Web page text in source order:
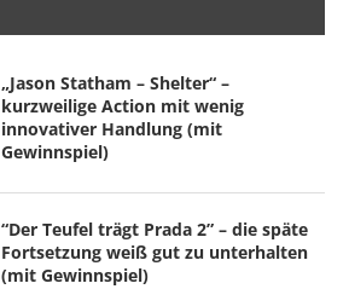
„Jason Statham – Shelter“ –
kurzweilige Action mit wenig
innovativer Handlung (mit
Gewinnspiel)
“Der Teufel trägt Prada 2” – die späte
Fortsetzung weiß gut zu unterhalten
(mit Gewinnspiel)